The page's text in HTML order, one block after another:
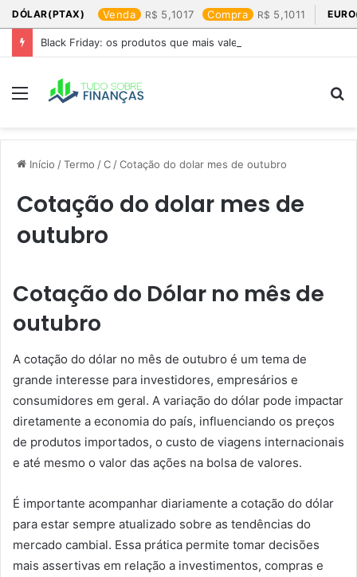
DÓLAR(PTAX) Venda 5,1017 Compra 5,1011
Black Friday: os produtos que mais valem a pena
Menu
Início /Termo /C /Cotação do dolar mes de outubro​
Cotação do dolar mes de
outubro​
Cotação do Dólar no mês de
outubro
A cotação do dólar no mês de outubro é um tema de
grande interesse para investidores, empresários e
consumidores em geral. A variação do dólar pode impactar
diretamente a economia do país, influenciando os preços
de produtos importados, o custo de viagens internacionais
e até mesmo o valor das ações na bolsa de valores.
É importante acompanhar diariamente a cotação do dólar
para estar sempre atualizado sobre as tendências do
mercado cambial. Essa prática permite tomar decisões
mais assertivas em relação a investimentos, compras e